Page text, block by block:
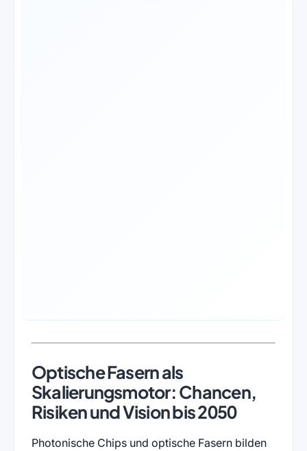
Optische Fasern als
Skalierungsmotor: Chancen,
Risiken und Vision bis 2050
Photonische Chips und optische Fasern bilden